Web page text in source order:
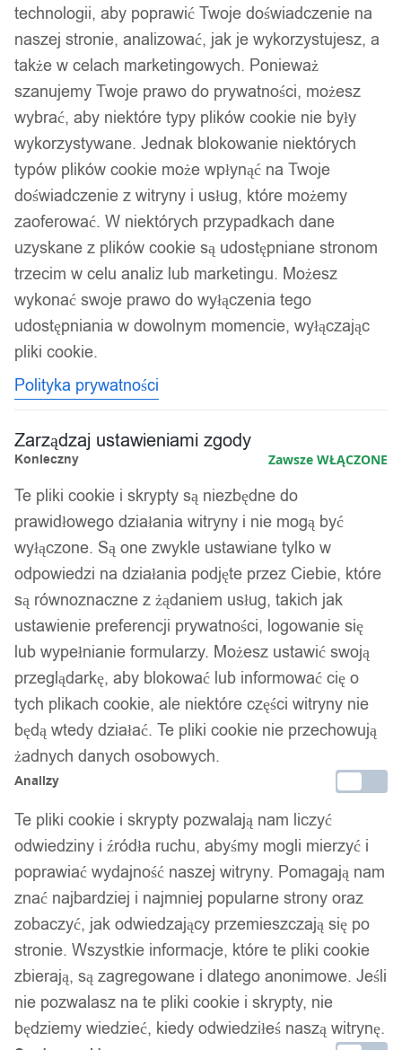
technologii, aby poprawić Twoje doświadczenie na
naszej stronie, analizować, jak je wykorzystujesz, a
także w celach marketingowych. Ponieważ
szanujemy Twoje prawo do prywatności, możesz
wybrać, aby niektóre typy plików cookie nie były
wykorzystywane. Jednak blokowanie niektórych
typów plików cookie może wpłynąć na Twoje
doświadczenie z witryny i usług, które możemy
zaoferować. W niektórych przypadkach dane
uzyskane z plików cookie są udostępniane stronom
trzecim w celu analiz lub marketingu. Możesz
wykonać swoje prawo do wyłączenia tego
udostępniania w dowolnym momencie, wyłączając
pliki cookie.
Polityka prywatności
Zarządzaj ustawieniami zgody
Konieczny Zawsze WŁĄCZONE
Te pliki cookie i skrypty są niezbędne do
prawidłowego działania witryny i nie mogą być
wyłączone. Są one zwykle ustawiane tylko w
odpowiedzi na działania podjęte przez Ciebie, które
są równoznaczne z żądaniem usług, takich jak
ustawienie preferencji prywatności, logowanie się
lub wypełnianie formularzy. Możesz ustawić swoją
przeglądarkę, aby blokować lub informować cię o
tych plikach cookie, ale niektóre części witryny nie
będą wtedy działać. Te pliki cookie nie przechowują
żadnych danych osobowych.
Analizy
Te pliki cookie i skrypty pozwalają nam liczyć
odwiedziny i źródła ruchu, abyśmy mogli mierzyć i
poprawiać wydajność naszej witryny. Pomagają nam
znać najbardziej i najmniej popularne strony oraz
zobaczyć, jak odwiedzający przemieszczają się po
stronie. Wszystkie informacje, które te pliki cookie
zbierają, są zagregowane i dlatego anonimowe. Jeśli
nie pozwalasz na te pliki cookie i skrypty, nie
będziemy wiedzieć, kiedy odwiedziłeś naszą witrynę.